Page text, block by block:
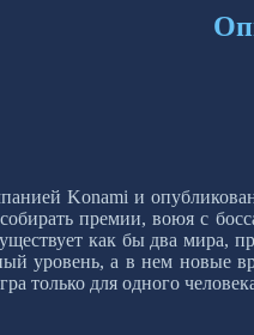
Konami и
премии, воюя с
как бы два мира,
уровень, а в нем новые
только для одного